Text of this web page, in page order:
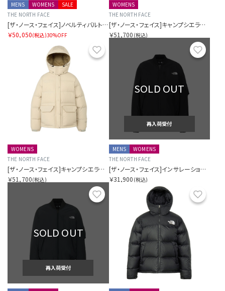
SALE
MENS
WOMENS
THE NORTH FACE
[ザ・ノース・フェイス]ノベルティバルトロライトジャケット
￥50,050(税込)30%OFF
WOMENS
THE NORTH FACE
[ザ・ノース・フェイス]キャンプシエラショート
￥51,700 (税込)
お気に入り
WOMENS
THE NORTH FACE
[ザ・ノース・フェイス]キャンプシエラショート
￥51,700(税込)
SOLD OUT
再入荷受付
MENS
WOMENS
THE NORTH FACE
[ザ・ノース・フェイス]インサレーションボンバージャケット
￥31,900 (税込)
お気に入り
SOLD OUT
再入荷受付